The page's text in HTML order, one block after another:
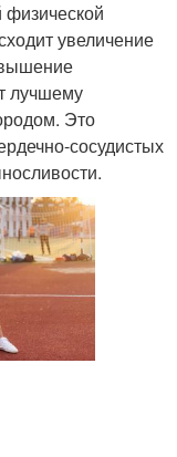
физической
увеличение
лучшему
Это
сосудистых